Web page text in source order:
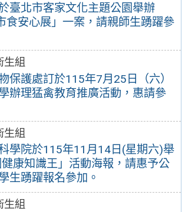
臺北市客家文化主題公園舉辦
食安心展」一案，請親師生踴躍參
生組
保護處訂於115年7月25日（六）
辦理猛禽教育推廣活動，惠請參
生組
學院於115年11月14日(星期六)舉
康知識王」活動海報，請惠予公
生踴躍報名參加。
生組